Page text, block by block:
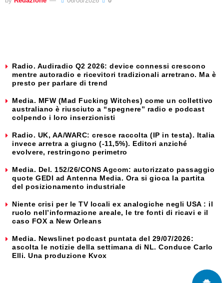
Radio. Audiradio Q2 2026: device connessi crescono
mentre autoradio e ricevitori tradizionali arretrano. Ma è
presto per parlare di trend
Media. MFW (Mad Fucking Witches) come un collettivo
australiano è riusciuto a “spegnere” radio e podcast
colpendo i loro inserzionisti
Radio. UK, AA/WARC: cresce raccolta (IP in testa). Italia
invece arretra a giugno (-11,5%). Editori anziché
evolvere, restringono perimetro
Media. Del. 152/26/CONS Agcom: autorizzato passaggio
quote GEDI ad Antenna Media. Ora si gioca la partita
del posizionamento industriale
Niente crisi per le TV locali ex analogiche negli USA : il
ruolo nell’informazione areale, le tre fonti di ricavi e il
caso FOX a New Orleans
Media. Newslinet podcast puntata del 29/07/2026:
ascolta le notizie della settimana di NL. Conduce Carlo
Elli. Una produzione Kvox